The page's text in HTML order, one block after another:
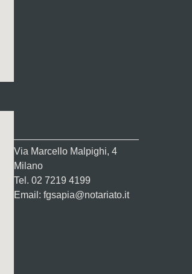
Via Marcello Malpighi, 4
Milano
Tel. 02 7219 4199
Email: fgsapia@notariato.it